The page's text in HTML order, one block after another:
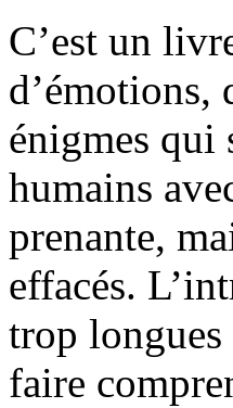
C’est un
d’émotions,
énigmes qui
humains
prenante,
effacés.
trop longues
faire